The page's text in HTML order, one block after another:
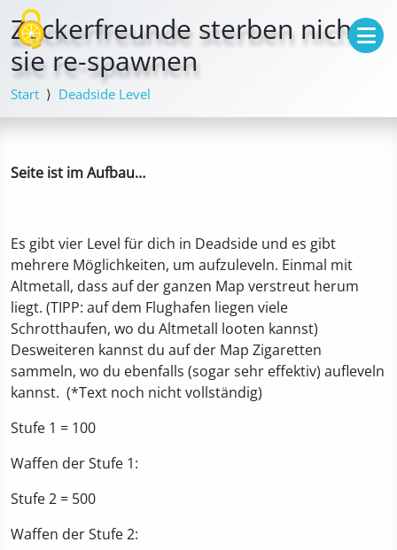
Zockerfreunde sterben nicht,
sie re-spawnen
Start Deadside Level
Seite ist im Aufbau…
Es gibt vier Level für dich in Deadside und es gibt
mehrere Möglichkeiten, um aufzuleveln. Einmal mit
Altmetall, dass auf der ganzen Map verstreut herum
liegt. (TIPP: auf dem Flughafen liegen viele
Schrotthaufen, wo du Altmetall looten kannst)
Desweiteren kannst du auf der Map Zigaretten
sammeln, wo du ebenfalls (sogar sehr effektiv) aufleveln
kannst. (*Text noch nicht vollständig)
Stufe 1 = 100
Waffen der Stufe 1:
Stufe 2 = 500
Waffen der Stufe 2:
Cookie-Einstellungen